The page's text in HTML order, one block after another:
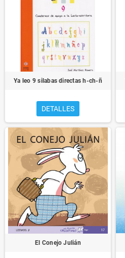
Ya leo 9 silabas directas h-ch-ñ
DETALLES
El Conejo Julián